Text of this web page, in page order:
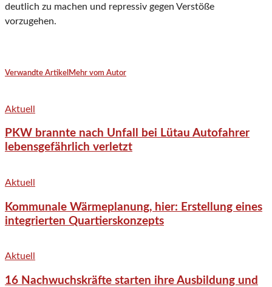
deutlich zu machen und repressiv gegen Verstöße
vorzugehen.
Verwandte Artikel Mehr vom Autor
Aktuell
PKW brannte nach Unfall bei Lütau Autofahrer
lebensgefährlich verletzt
Aktuell
Kommunale Wärmeplanung, hier: Erstellung eines
integrierten Quartierskonzepts
Aktuell
16 Nachwuchskräfte starten ihre Ausbildung und